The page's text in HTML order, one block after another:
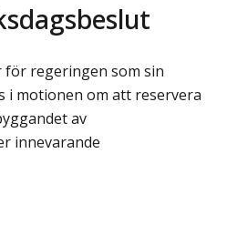
för regeringen som sin
i motionen om att reservera
av
innevarande